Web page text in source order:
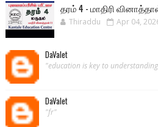
தரம் 4 - மாதிரி
Thiraddu Apr 04,
DaValet
"education is key to
DaValet
"fr"